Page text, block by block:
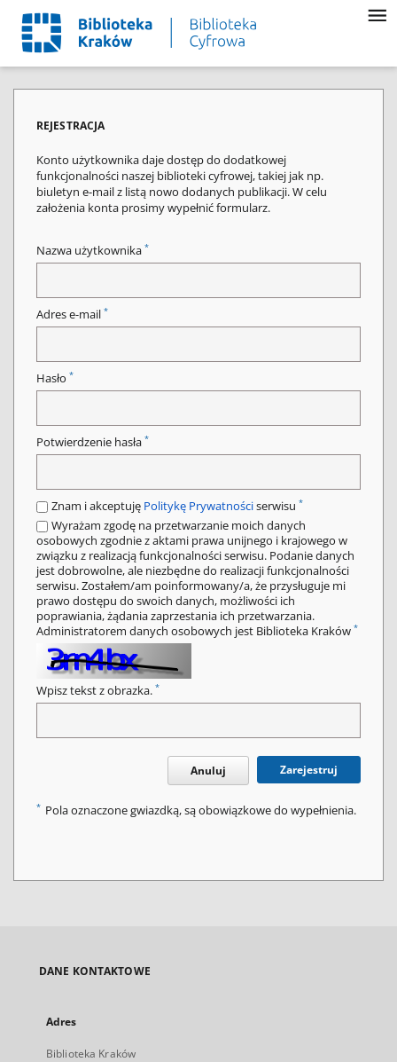
REJESTRACJA
Konto użytkownika daje dostęp do dodatkowej
funkcjonalności naszej biblioteki cyfrowej, takiej jak np.
biuletyn e-mail z listą nowo dodanych publikacji. W celu
założenia konta prosimy wypełnić formularz.
Nazwa użytkownika *
Adres e-mail *
Hasło *
Potwierdzenie hasła *
Znam i akceptuję Politykę Prywatnościserwisu *
Wyrażam zgodę na przetwarzanie moich danych
osobowych zgodnie z aktami prawa unijnego i krajowego w
związku z realizacją funkcjonalności serwisu. Podanie danych
jest dobrowolne, ale niezbędne do realizacji funkcjonalności
serwisu. Zostałem/am poinformowany/a, że przysługuje mi
prawo dostępu do swoich danych, możliwości ich
poprawiania, żądania zaprzestania ich przetwarzania.
Administratorem danych osobowych jest Biblioteka Kraków *
Wpisz tekst z obrazka. *
Anuluj Zarejestruj
* Pola oznaczone gwiazdką, są obowiązkowe do wypełnienia.
DANE KONTAKTOWE
Adres
Biblioteka Kraków